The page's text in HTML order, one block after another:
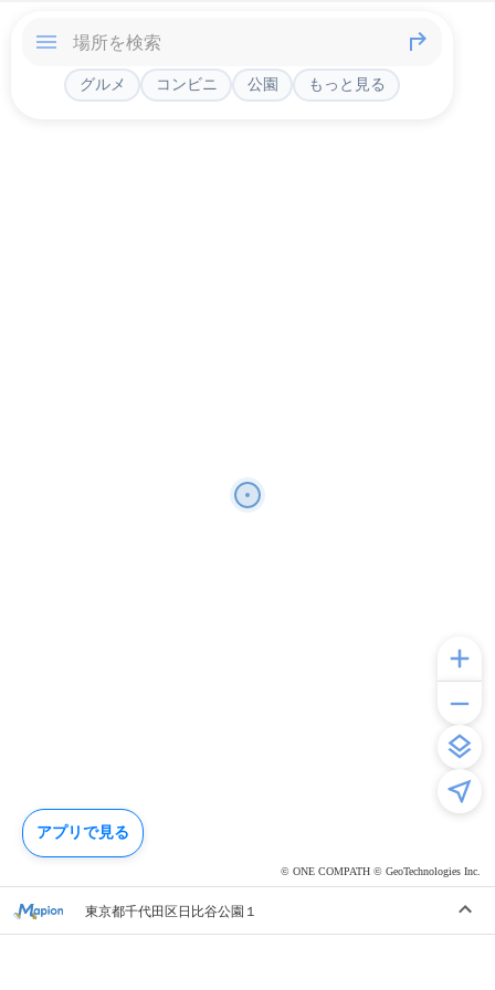
© ONE COMPATH © GeoTechnologies Inc.
グルメ コンビニ 公園 もっと見る
東京都千代田区日比谷公園１
アプリで見る